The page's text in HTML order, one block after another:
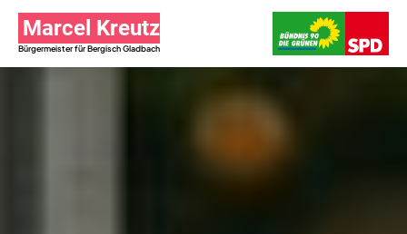
Marcel Kreutz
Bürgermeister für Bergisch Gladbach